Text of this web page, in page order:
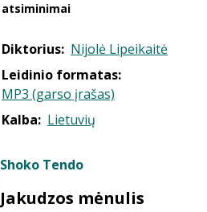
atsiminimai
Diktorius: Nijolė Lipeikaitė
Leidinio formatas:
MP3 (garso įrašas)
Kalba: Lietuvių
Shoko Tendo
Jakudzos mėnulis